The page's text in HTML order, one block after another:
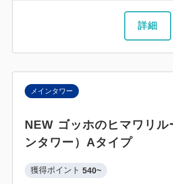
詳細
メインタワー
NEW ゴッホのヒマワリル
ンタワー）Aタイプ
獲得ポイント 540~